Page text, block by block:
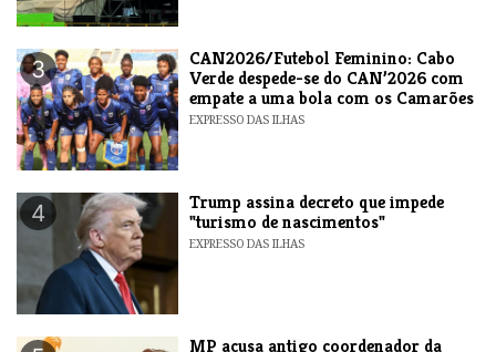
3
CAN2026/Futebol Feminino: Cabo
Verde despede-se do CAN’2026 com
empate a uma bola com os Camarões
EXPRESSO DAS ILHAS
4
Trump assina decreto que impede
"turismo de nascimentos"
EXPRESSO DAS ILHAS
MP acusa antigo coordenador da